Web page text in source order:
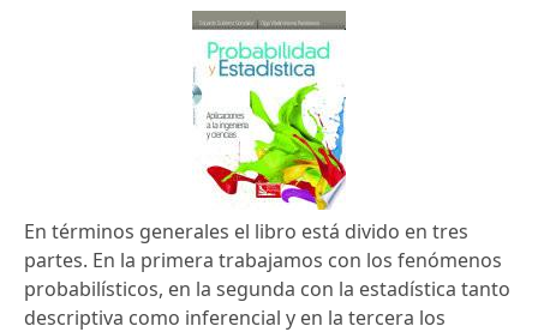
En términos generales el libro está divido en tres
partes. En la primera trabajamos con los fenómenos
probabilísticos, en la segunda con la estadística tanto
descriptiva como inferencial y en la tercera los